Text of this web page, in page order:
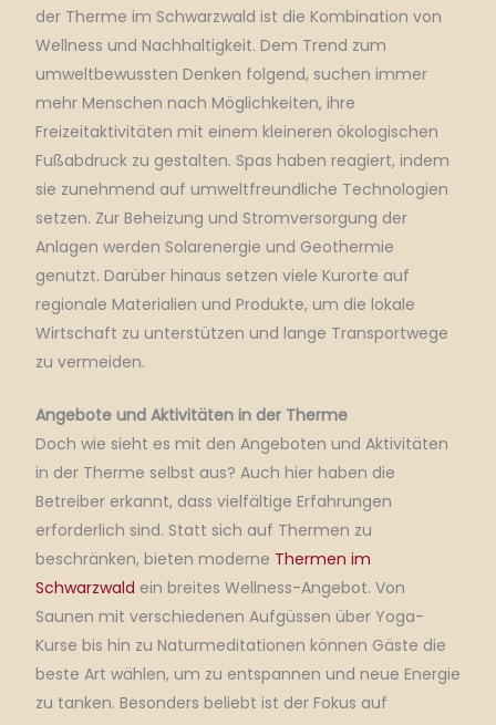
der Therme im Schwarzwald ist die Kombination von
Wellness und Nachhaltigkeit. Dem Trend zum
umweltbewussten Denken folgend, suchen immer
mehr Menschen nach Möglichkeiten, ihre
Freizeitaktivitäten mit einem kleineren ökologischen
Fußabdruck zu gestalten. Spas haben reagiert, indem
sie zunehmend auf umweltfreundliche Technologien
setzen. Zur Beheizung und Stromversorgung der
Anlagen werden Solarenergie und Geothermie
genutzt. Darüber hinaus setzen viele Kurorte auf
regionale Materialien und Produkte, um die lokale
Wirtschaft zu unterstützen und lange Transportwege
zu vermeiden.
Angebote und Aktivitäten in der Therme
Doch wie sieht es mit den Angeboten und Aktivitäten
in der Therme selbst aus? Auch hier haben die
Betreiber erkannt, dass vielfältige Erfahrungen
erforderlich sind. Statt sich auf Thermen zu
beschränken, bieten moderne Thermen im
Schwarzwald ein breites Wellness-Angebot. Von
Saunen mit verschiedenen Aufgüssen über Yoga-
Kurse bis hin zu Naturmeditationen können Gäste die
beste Art wählen, um zu entspannen und neue Energie
zu tanken. Besonders beliebt ist der Fokus auf